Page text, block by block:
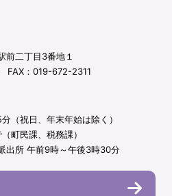
前二丁目3番地１
FAX：019-672-2311
（祝日、年末年始は除く）
町民課、税務課）
出所 午前9時～午後3時30分